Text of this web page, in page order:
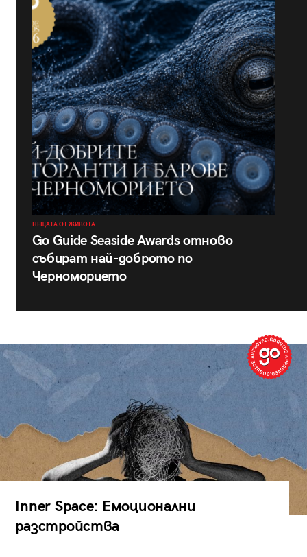
НЕЩАТА ОТ ЖИВОТА
Go Guide Seaside Awards отново
събират най-доброто по
Черноморието
Inner Space: Емоционални
разстройства